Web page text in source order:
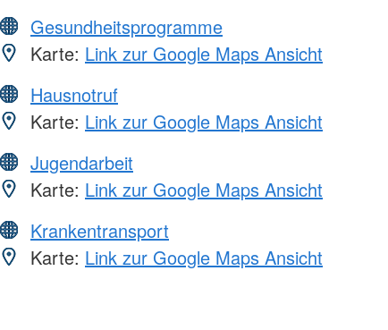
Gesundheitsprogramme
Karte: Link zur Google Maps Ansicht
Hausnotruf
Karte: Link zur Google Maps Ansicht
Jugendarbeit
Karte: Link zur Google Maps Ansicht
Krankentransport
Karte: Link zur Google Maps Ansicht